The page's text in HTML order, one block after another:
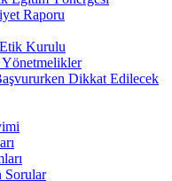
Raporu
Kurulu
Yönetmelikler
Dikkat Edilecek
Sorular